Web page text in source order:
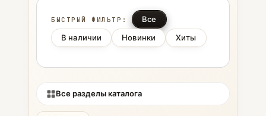
Все разделы каталога
БЫСТРЫЙ ФИЛЬТР:
Все
В наличии
Новинки Хиты